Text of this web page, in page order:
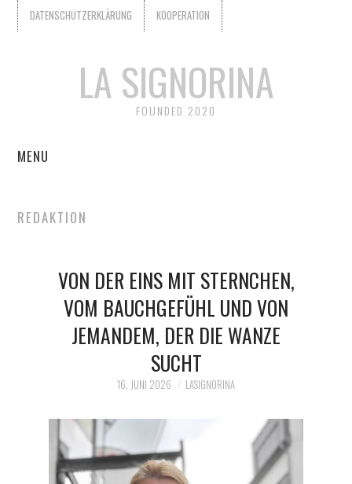
DATENSCHUTZERKLÄRUNG KOOPERATION
LA SIGNORINA
FOUNDED 2020
MENU
WER IST LA SIGNORINA?
DATENSCHUTZERKLÄRUNG
REDAKTION
VON DER EINS MIT STERNCHEN,
VOM BAUCHGEFÜHL UND VON
JEMANDEM, DER DIE WANZE
SUCHT
16. JUNI 2026 LASIGNORINA